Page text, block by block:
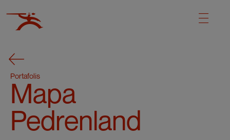
Portafolis
Mapa
Pedrenland